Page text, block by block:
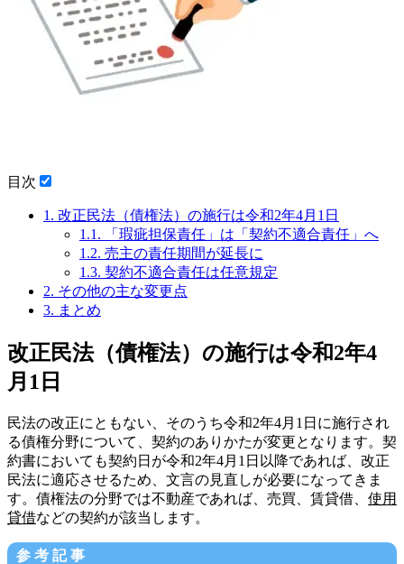
目次
1. 改正民法（債権法）の施行は令和2年4月1日
1.1. 「瑕疵担保責任」は「契約不適合責任」へ
1.2. 売主の責任期間が延長に
1.3. 契約不適合責任は任意規定
2. その他の主な変更点
3. まとめ
改正民法（債権法）の施行は令和2年4
月1日
民法の改正にともない、そのうち令和2年4月1日に施行され
る債権分野について、契約のありかたが変更となります。契
約書においても契約日が令和2年4月1日以降であれば、改正
民法に適応させるため、文言の見直しが必要になってきま
す。債権法の分野では不動産であれば、売買、賃貸借、 使用
貸借などの契約が該当します。
参 考 記 事